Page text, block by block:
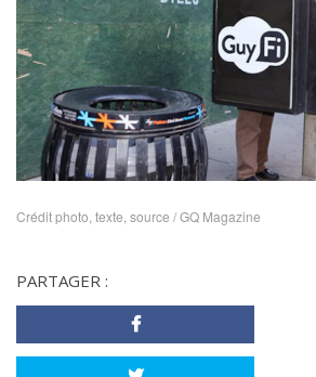
Crédit photo, texte, source /GQ Magazine
PARTAGER :